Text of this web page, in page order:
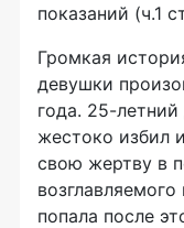
показаний (ч.1
Громкая
девушки
года. 25-летний
жестоко избил
свою жертву в
попала после